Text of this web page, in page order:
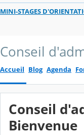
MINI-STAGES
Conseil
Accueil Blog Agenda
Conseil
Bienvenue